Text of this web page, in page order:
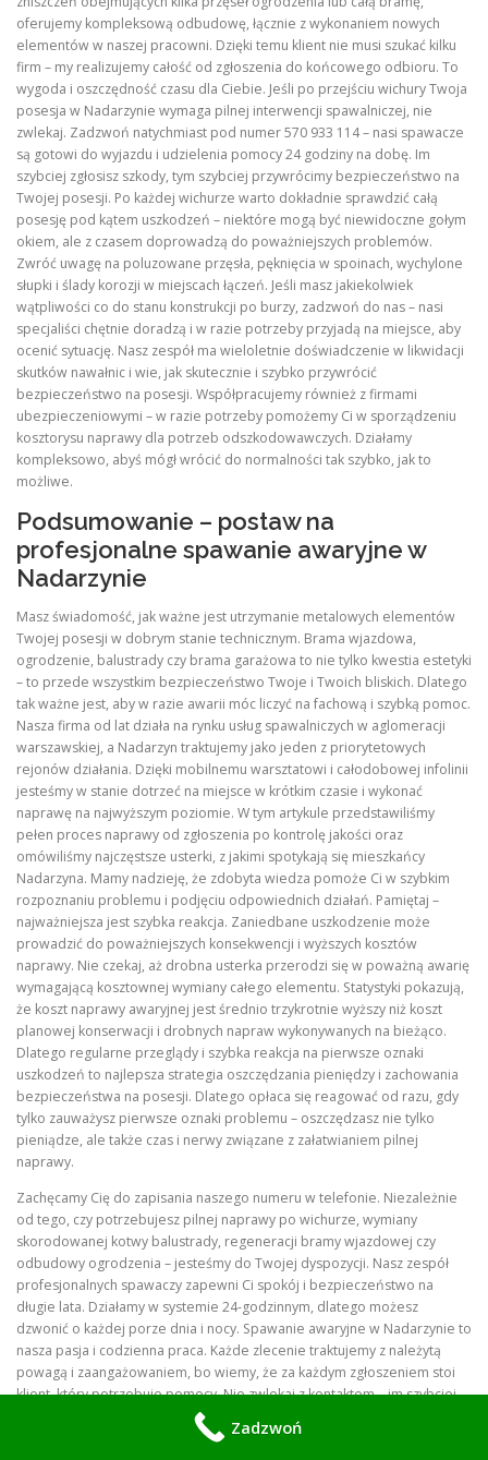
oferujemy kompleksową odbudowę, łącznie z wykonaniem nowych
elementów w naszej pracowni. Dzięki temu klient nie musi szukać kilku
firm – my realizujemy całość od zgłoszenia do końcowego odbioru. To
wygoda i oszczędność czasu dla Ciebie. Jeśli po przejściu wichury Twoja
posesja w Nadarzynie wymaga pilnej interwencji spawalniczej, nie
zwlekaj. Zadzwoń natychmiast pod numer 570 933 114 – nasi spawacze
są gotowi do wyjazdu i udzielenia pomocy 24 godziny na dobę. Im
szybciej zgłosisz szkody, tym szybciej przywrócimy bezpieczeństwo na
Twojej posesji. Po każdej wichurze warto dokładnie sprawdzić całą
posesję pod kątem uszkodzeń – niektóre mogą być niewidoczne gołym
okiem, ale z czasem doprowadzą do poważniejszych problemów.
Zwróć uwagę na poluzowane przęsła, pęknięcia w spoinach, wychylone
słupki i ślady korozji w miejscach łączeń. Jeśli masz jakiekolwiek
wątpliwości co do stanu konstrukcji po burzy, zadzwoń do nas – nasi
specjaliści chętnie doradzą i w razie potrzeby przyjadą na miejsce, aby
ocenić sytuację. Nasz zespół ma wieloletnie doświadczenie w likwidacji
skutków nawałnic i wie, jak skutecznie i szybko przywrócić
bezpieczeństwo na posesji. Współpracujemy również z firmami
ubezpieczeniowymi – w razie potrzeby pomożemy Ci w sporządzeniu
kosztorysu naprawy dla potrzeb odszkodowawczych. Działamy
kompleksowo, abyś mógł wrócić do normalności tak szybko, jak to
możliwe.
Podsumowanie – postaw na
profesjonalne spawanie awaryjne w
Nadarzynie
Masz świadomość, jak ważne jest utrzymanie metalowych elementów
Twojej posesji w dobrym stanie technicznym. Brama wjazdowa,
ogrodzenie, balustrady czy brama garażowa to nie tylko kwestia estetyki
– to przede wszystkim bezpieczeństwo Twoje i Twoich bliskich. Dlatego
tak ważne jest, aby w razie awarii móc liczyć na fachową i szybką pomoc.
Nasza firma od lat działa na rynku usług spawalniczych w aglomeracji
warszawskiej, a Nadarzyn traktujemy jako jeden z priorytetowych
rejonów działania. Dzięki mobilnemu warsztatowi i całodobowej infolinii
jesteśmy w stanie dotrzeć na miejsce w krótkim czasie i wykonać
naprawę na najwyższym poziomie. W tym artykule przedstawiliśmy
pełen proces naprawy od zgłoszenia po kontrolę jakości oraz
omówiliśmy najczęstsze usterki, z jakimi spotykają się mieszkańcy
Nadarzyna. Mamy nadzieję, że zdobyta wiedza pomoże Ci w szybkim
rozpoznaniu problemu i podjęciu odpowiednich działań. Pamiętaj –
najważniejsza jest szybka reakcja. Zaniedbane uszkodzenie może
prowadzić do poważniejszych konsekwencji i wyższych kosztów
naprawy. Nie czekaj, aż drobna usterka przerodzi się w poważną awarię
wymagającą kosztownej wymiany całego elementu. Statystyki pokazują,
że koszt naprawy awaryjnej jest średnio trzykrotnie wyższy niż koszt
planowej konserwacji i drobnych napraw wykonywanych na bieżąco.
Dlatego regularne przeglądy i szybka reakcja na pierwsze oznaki
uszkodzeń to najlepsza strategia oszczędzania pieniędzy i zachowania
bezpieczeństwa na posesji. Dlatego opłaca się reagować od razu, gdy
tylko zauważysz pierwsze oznaki problemu – oszczędzasz nie tylko
pieniądze, ale także czas i nerwy związane z załatwianiem pilnej
naprawy.
Zachęcamy Cię do zapisania naszego numeru w telefonie. Niezależnie
od tego, czy potrzebujesz pilnej naprawy po wichurze, wymiany
skorodowanej kotwy balustrady, regeneracji bramy wjazdowej czy
odbudowy ogrodzenia – jesteśmy do Twojej dyspozycji. Nasz zespół
profesjonalnych spawaczy zapewni Ci spokój i bezpieczeństwo na
długie lata. Działamy w systemie 24-godzinnym, dlatego możesz
dzwonić o każdej porze dnia i nocy. Spawanie awaryjne w Nadarzynie to
nasza pasja i codzienna praca. Każde zlecenie traktujemy z należytą
powagą i zaangażowaniem, bo wiemy, że za każdym zgłoszeniem stoi
klient, który potrzebuje pomocy. Nie zwlekaj z kontaktem – im szybciej
zgłosisz problem, tym szybciej go rozwiążemy i tym niższy będzie koszt
naprawy. Odkładanie naprawy na później to najczęstszy błąd popełniany
Zadzwoń